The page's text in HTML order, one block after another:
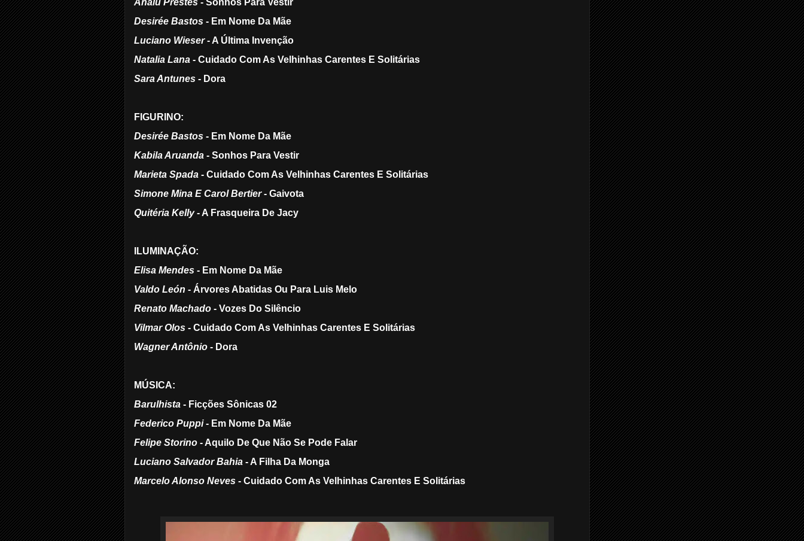
Analu Prestes - Sonhos Para Vestir
Desirée Bastos - Em Nome Da Mãe
Luciano Wieser- A Última Invenção
Natalia Lana - Cuidado Com As Velhinhas Carentes E Solitárias
Sara Antunes - Dora
FIGURINO:
Desirée Bastos - Em Nome Da Mãe
Kabila Aruanda - Sonhos Para Vestir
Marieta Spada - Cuidado Com As Velhinhas Carentes E Solitárias
Simone Mina E Carol Bertier- Gaivota
Quitéria Kelly- A Frasqueira De Jacy
ILUMINAÇÃO:
Elisa Mendes - Em Nome Da Mãe
Valdo León - Árvores Abatidas Ou Para Luis Melo
Renato Machado - Vozes Do Silêncio
Vilmar Olos - Cuidado Com As Velhinhas Carentes E Solitárias
Wagner Antônio - Dora
MÚSICA:
Barulhista - Ficções Sônicas 02
Federico Puppi- Em Nome Da Mãe
Felipe Storino - Aquilo De Que Não Se Pode Falar
Luciano Salvador Bahia - A Filha Da Monga
Marcelo Alonso Neves - Cuidado Com As Velhinhas Carentes E Solitárias